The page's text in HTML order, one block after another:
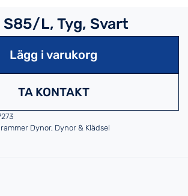
S85/L, Tyg, Svart
Lägg i varukorg
TA KONTAKT
Dynor, Dynor & Klädsel